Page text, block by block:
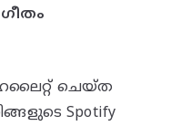
ചെയ്‌ത
Spotify